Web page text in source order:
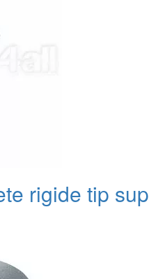
rigide tip